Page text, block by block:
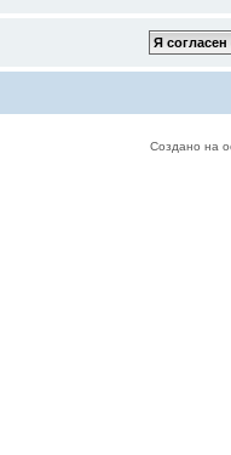
Создано на